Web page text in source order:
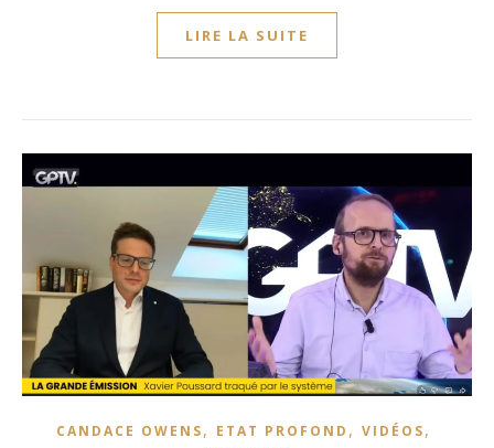
LIRE LA SUITE
CANDACE OWENS, ETAT PROFOND , VIDÉOS,